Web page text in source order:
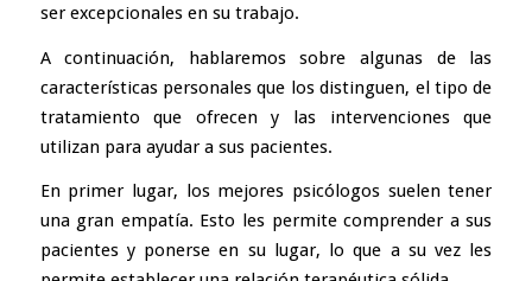
ser excepcionales en su trabajo.
A continuación, hablaremos sobre algunas de las
características personales que los distinguen, el tipo de
tratamiento que ofrecen y las intervenciones que
utilizan para ayudar a sus pacientes.
En primer lugar, los mejores psicólogos suelen tener
una gran empatía. Esto les permite comprender a sus
pacientes y ponerse en su lugar, lo que a su vez les